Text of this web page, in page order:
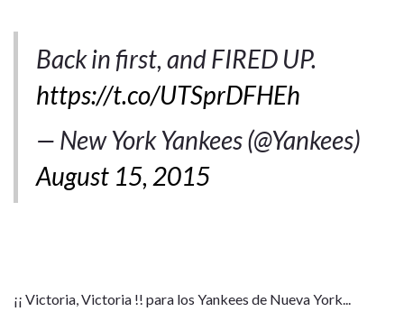
Back in first, and FIRED UP.
https://t.co/UTSprDFHEh
— New York Yankees (@Yankees)
August 15, 2015
¡¡ Victoria, Victoria !! para los Yankees de Nueva York...